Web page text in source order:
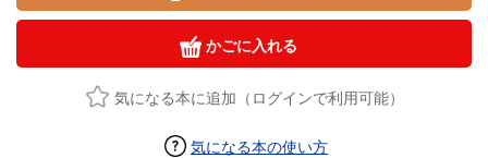
かごに入れる
気になる本に追加（ログインで利用可能）
気になる本の使い方